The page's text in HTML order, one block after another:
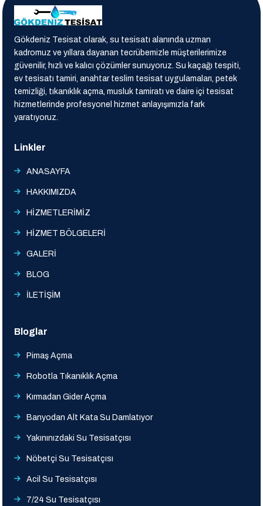
Gökdeniz Tesisat olarak, su tesisatı alanında uzman
kadromuz ve yıllara dayanan tecrübemizle müşterilerimize
güvenilir, hızlı ve kalıcı çözümler sunuyoruz. Su kaçağı tespiti,
ev tesisatı tamiri, anahtar teslim tesisat uygulamaları, petek
temizliği, tıkanıklık açma, musluk tamiratı ve daire içi tesisat
hizmetlerinde profesyonel hizmet anlayışımızla fark
yaratıyoruz.
Linkler
ANASAYFA
HAKKIMIZDA
HİZMETLERİMİZ
HİZMET BÖLGELERİ
GALERİ
BLOG
İLETİŞİM
Bloglar
Pimaş Açma
Robotla Tıkanıklık Açma
Kırmadan Gider Açma
Banyodan Alt Kata Su Damlatıyor
Yakınınızdaki Su Tesisatçısı
Nöbetçi Su Tesisatçısı
Acil Su Tesisatçısı
7/24 Su Tesisatçısı